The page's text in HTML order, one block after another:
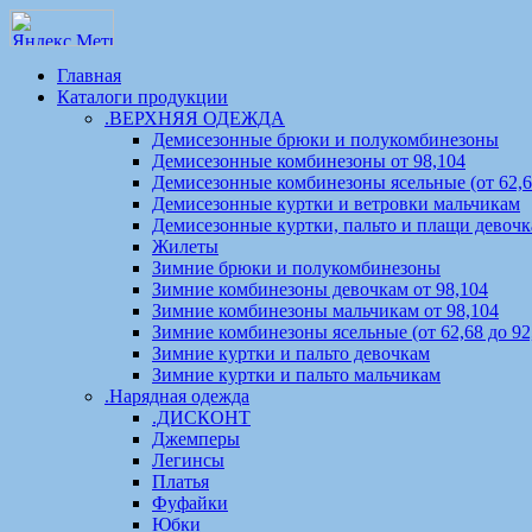
Главная
Каталоги продукции
.ВЕРХНЯЯ ОДЕЖДА
Демисезонные брюки и полукомбинезоны
Демисезонные комбинезоны от 98,104
Демисезонные комбинезоны ясельные (от
Демисезонные куртки и ветровки мальчикам
Демисезонные куртки, пальто и плащи
Жилеты
Зимние брюки и полукомбинезоны
Зимние комбинезоны девочкам от 98,104
Зимние комбинезоны мальчикам от 98,104
Зимние комбинезоны ясельные (от 62,68 до
Зимние куртки и пальто девочкам
Зимние куртки и пальто мальчикам
.Нарядная одежда
.ДИСКОНТ
Джемперы
Легинсы
Платья
Фуфайки
Юбки